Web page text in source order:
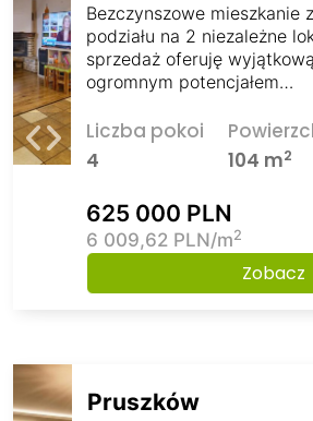
Bezczynszowe mieszkanie
podziału na 2 niezależne
sprzedaż oferuję
ogromnym potencjałem…
Liczba pokoi
4
104 m2
625 000 PLN
6 009,62 PLN/m2
Zobacz
Pruszków